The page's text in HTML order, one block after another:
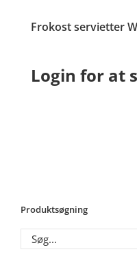
Frokost servietter
Login for at
Produktsøgning